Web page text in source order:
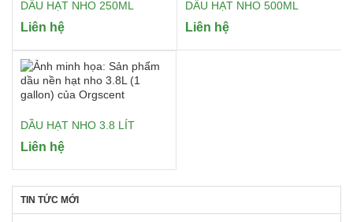
DẦU HẠT NHO 250ML
Liên hệ
DẦU HẠT NHO 500ML
Liên hệ
DẦU HẠT NHO 3.8 LÍT
Liên hệ
TIN TỨC MỚI